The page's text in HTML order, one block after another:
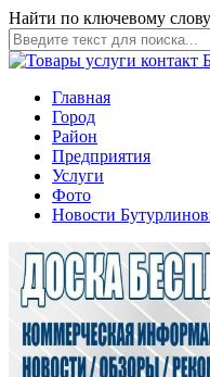
Найти по ключевому слову
Главная
Город
Район
Предприятия
Услуги
Фото
Новости